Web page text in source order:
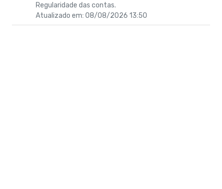
ATA
Regularidade das contas.
Atualizado em: 08/08/2026 13:50